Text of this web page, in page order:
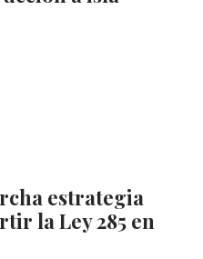
estrategia
la Ley 285 en